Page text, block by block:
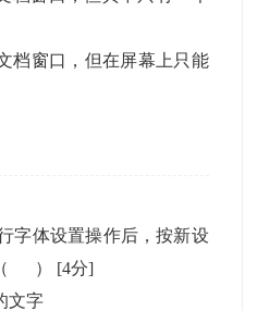
档窗口，但在屏幕上只能
字体设置操作后，按新设
（ ） [4分]
文字